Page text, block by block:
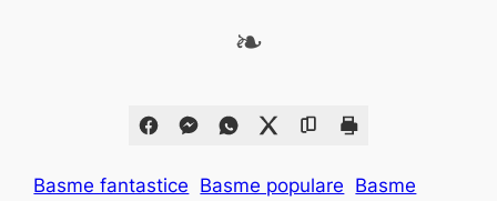
❧
Basme fantastice Basme populare Basme